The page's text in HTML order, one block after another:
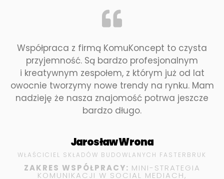
Współpraca z firmą KomuKoncept to czysta
przyjemność. Są bardzo profesjonalnym
i kreatywnym zespołem, z którym już od lat
owocnie tworzymy nowe trendy na rynku. Mam
nadzieję że nasza znajomość potrwa jeszcze
bardzo długo.
Jarosław Wrona
WŁAŚCICIEL SKŁADÓW BUDOWLANYCH FASTERBRUK
ZAKRES WSPÓŁPRACY: MINI-STRATEGIA
KOMUNIKACJI W SOCIAL MEDIACH,